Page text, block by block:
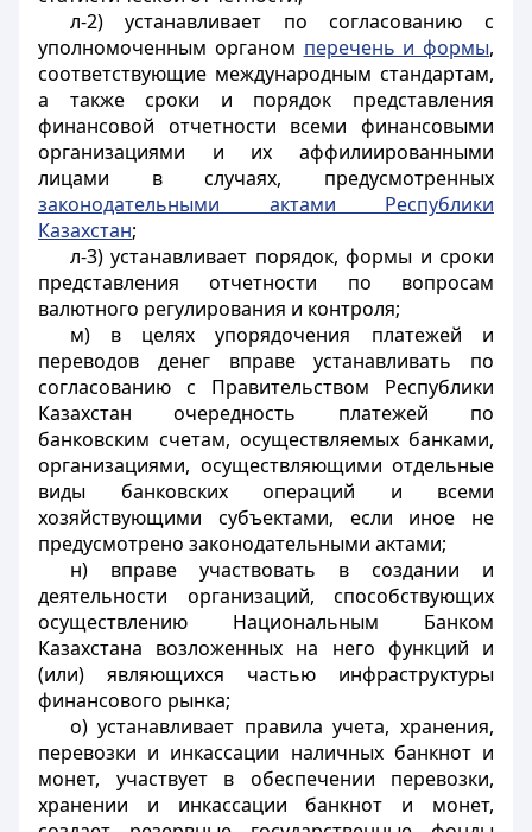
л-2) устанавливает по согласованию с
уполномоченным органом перечень и формы,
соответствующие международным стандартам,
а также сроки и порядок представления
финансовой отчетности всеми финансовыми
организациями и их аффилиированными
лицами в случаях, предусмотренных
законодательными актами Республики
Казахстан;
л-3) устанавливает порядок, формы и сроки
представления отчетности по вопросам
валютного регулирования и контроля;
м) в целях упорядочения платежей и
переводов денег вправе устанавливать по
согласованию с Правительством Республики
Казахстан очередность платежей по
банковским счетам, осуществляемых банками,
организациями, осуществляющими отдельные
виды банковских операций и всеми
хозяйствующими субъектами, если иное не
предусмотрено законодательными актами;
н) вправе участвовать в создании и
деятельности организаций, способствующих
осуществлению Национальным Банком
Казахстана возложенных на него функций и
(или) являющихся частью инфраструктуры
финансового рынка;
о) устанавливает правила учета, хранения,
перевозки и инкассации наличных банкнот и
монет, участвует в обеспечении перевозки,
хранении и инкассации банкнот и монет,